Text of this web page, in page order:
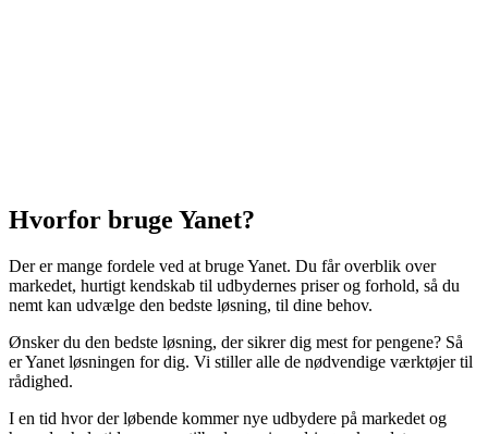
Hvorfor bruge Yanet?
Der er mange fordele ved at bruge Yanet. Du får overblik over
markedet, hurtigt kendskab til udbydernes priser og forhold, så du
nemt kan udvælge den bedste løsning, til dine behov.
Ønsker du den bedste løsning, der sikrer dig mest for pengene? Så
er Yanet løsningen for dig. Vi stiller alle de nødvendige værktøjer til
rådighed.
I en tid hvor der løbende kommer nye udbydere på markedet og